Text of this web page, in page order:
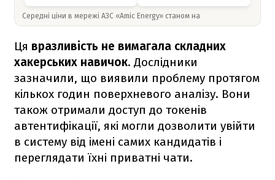
Середні ціни в мережі АЗС «Amic Energy» станом на
Ця вразливість не вимагала складних
хакерських навичок. Дослідники
зазначили, що виявили проблему протягом
кількох годин поверхневого аналізу. Вони
також отримали доступ до токенів
автентифікації, які могли дозволити увійти
в систему від імені самих кандидатів і
переглядати їхні приватні чати.